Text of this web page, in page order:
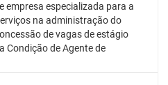
empresa especializada para a
na administração do
de vagas de estágio
Condição de Agente de